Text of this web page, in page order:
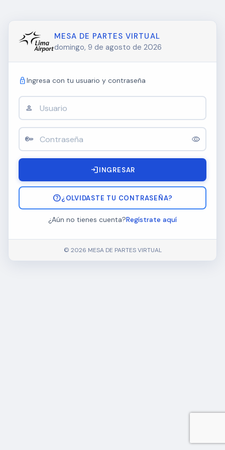
MESA DE PARTES VIRTUAL
domingo, 9 de agosto de 2026
lockIngresa con tu usuario y contraseña
person
key visibility
loginINGRESAR
help¿OLVIDASTE TU CONTRASEÑA?
¿Aún no tienes cuenta?Regístrate aquí
© 2026 MESA DE PARTES VIRTUAL